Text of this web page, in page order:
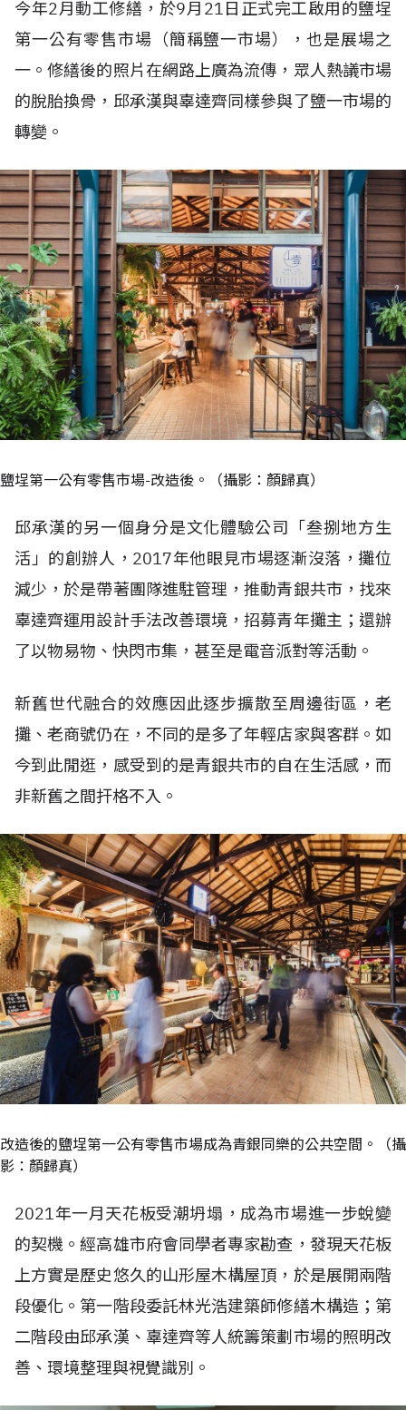
今年2月動工修繕，於9月21日正式完工啟用的鹽埕
第一公有零售市場（簡稱鹽一市場），也是展場之
一。修繕後的照片在網路上廣為流傳，眾人熱議市場
的脫胎換骨，邱承漢與辜達齊同樣參與了鹽一市場的
轉變。
鹽埕第一公有零售市場-改造後。（攝影：顏歸真）
邱承漢的另一個身分是文化體驗公司「叁捌地方生
活」的創辦人，2017年他眼見市場逐漸沒落，攤位
減少，於是帶著團隊進駐管理，推動青銀共市，找來
辜達齊運用設計手法改善環境，招募青年攤主；還辦
了以物易物、快閃市集，甚至是電音派對等活動。
新舊世代融合的效應因此逐步擴散至周邊街區，老
攤、老商號仍在，不同的是多了年輕店家與客群。如
今到此閒逛，感受到的是青銀共市的自在生活感，而
非新舊之間扞格不入。
改造後的鹽埕第一公有零售市場成為青銀同樂的公共空間。（攝
影：顏歸真）
2021年一月天花板受潮坍塌，成為市場進一步蛻變
的契機。經高雄市府會同學者專家勘查，發現天花板
上方實是歷史悠久的山形屋木構屋頂，於是展開兩階
段優化。第一階段委託林光浩建築師修繕木構造；第
二階段由邱承漢、辜達齊等人統籌策劃市場的照明改
善、環境整理與視覺識別。